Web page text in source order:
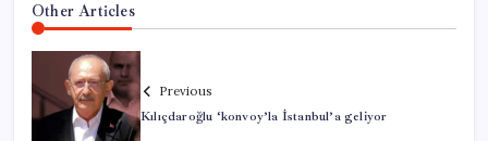
Other Articles
Previous
Kılıçdaroğlu ‘konvoy’la İstanbul’a geliyor